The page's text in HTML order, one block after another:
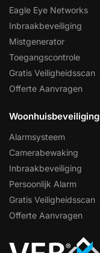
Eagle Eye Networks
Inbraakbeveiliging
Mistgenerator
Toegangscontrole
Gratis Veiligheidsscan
Offerte Aanvragen
Woonhuisbeveiliging
Alarmsysteem
Camerabewaking
Inbraakbeveiliging
Persoonlijk Alarm
Gratis Veiligheidsscan
Offerte Aanvragen